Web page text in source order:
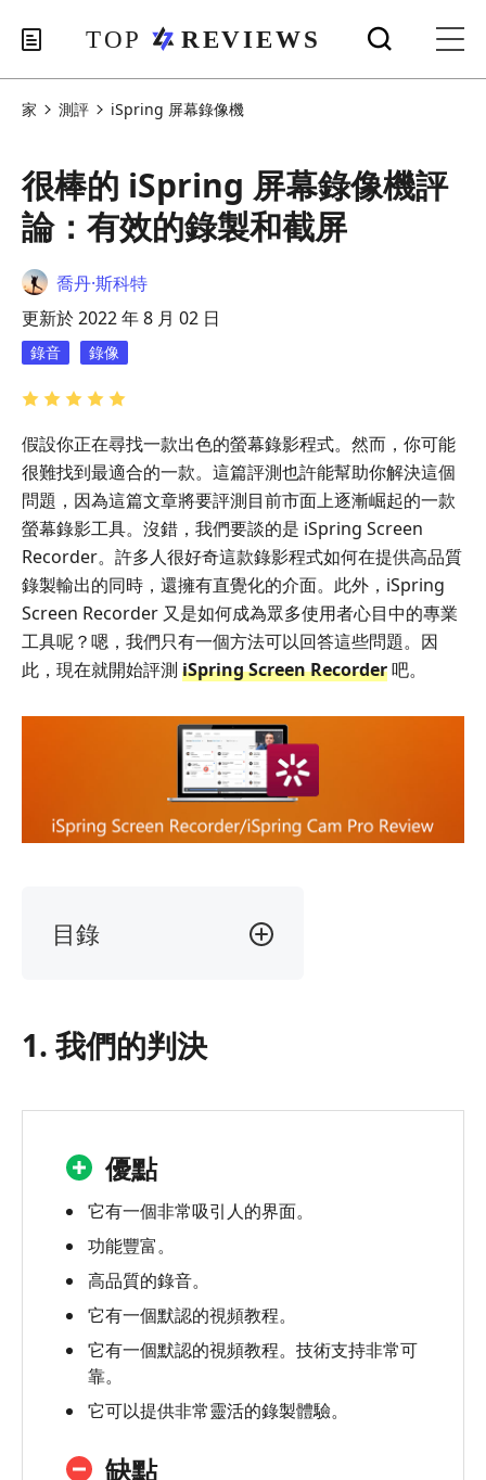
家 測評 iSpring 屏幕錄像機
很棒的 iSpring 屏幕錄像機評
論：有效的錄製和截屏
喬丹·斯科特
更新於 2022 年 8 月 02 日
錄音 錄像
假設你正在尋找一款出色的螢幕錄影程式。然而，你可能
很難找到最適合的一款。這篇評測也許能幫助你解決這個
問題，因為這篇文章將要評測目前市面上逐漸崛起的一款
螢幕錄影工具。沒錯，我們要談的是 iSpring Screen
Recorder。許多人很好奇這款錄影程式如何在提供高品質
錄製輸出的同時，還擁有直覺化的介面。此外，iSpring
Screen Recorder 又是如何成為眾多使用者心目中的專業
工具呢？嗯，我們只有一個方法可以回答這些問題。因
此，現在就開始評測 iSpring Screen Recorder吧。
目錄
的
判
什
麼
是
iSpring
幕
錄
像
機？
屏
1. 我們的判決
優點
它有一個非常吸引人的界面。
功能豐富。
高品質的錄音。
它有一個默認的視頻教程。
它有一個默認的視頻教程。技術支持非常可
靠。
它可以提供非常靈活的錄製體驗。
缺點